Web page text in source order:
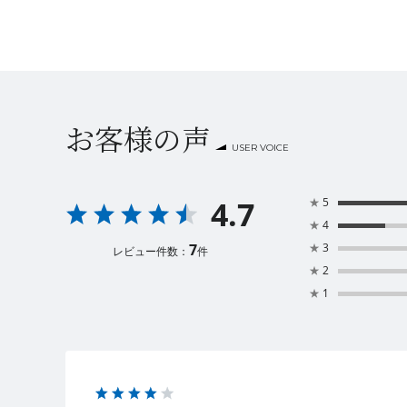
お客様の声 USER VOICE
4.7
レビュー件数： 7件
★ 5
★ 4
★ 3
★ 2
★ 1